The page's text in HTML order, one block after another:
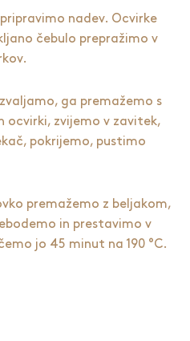
nadev. Ocvirke
čebulo prepražimo v
ga premažemo s
ocvirki, zvijemo v zavitek,
pokrijemo, pustimo
premažemo z beljakom,
in prestavimo v
jo 45 minut na 190 °C.